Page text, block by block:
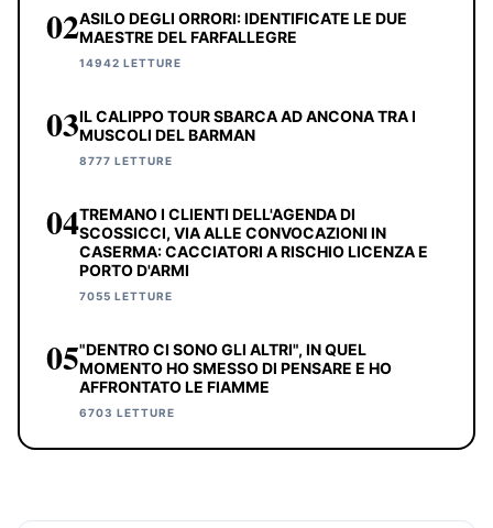
02ASILO DEGLI ORRORI: IDENTIFICATE LE DUE
MAESTRE DEL FARFALLEGRE
14942 LETTURE
03IL CALIPPO TOUR SBARCA AD ANCONA TRA I
MUSCOLI DEL BARMAN
8777 LETTURE
04TREMANO I CLIENTI DELL'AGENDA DI
SCOSSICCI, VIA ALLE CONVOCAZIONI IN
CASERMA: CACCIATORI A RISCHIO LICENZA E
PORTO D'ARMI
7055 LETTURE
05"DENTRO CI SONO GLI ALTRI", IN QUEL
MOMENTO HO SMESSO DI PENSARE E HO
AFFRONTATO LE FIAMME
6703 LETTURE